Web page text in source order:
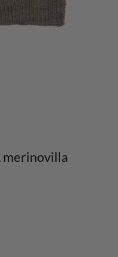
merinovilla